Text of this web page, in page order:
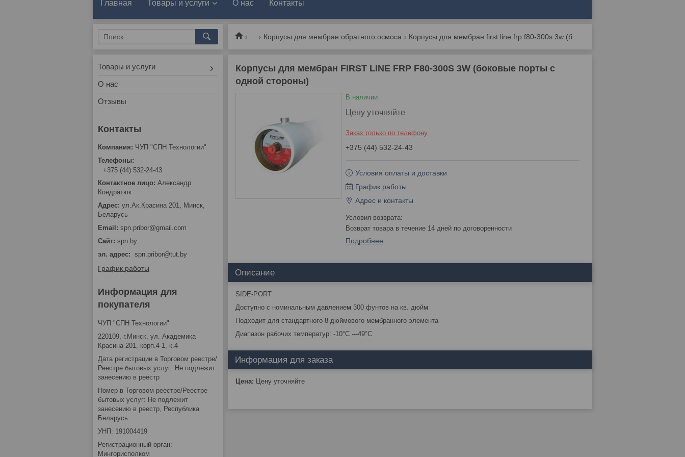
Главная Товары и услуги О нас Контакты
Корпусы для мембран обратного осмоса
Корпусы для мембран FIRST LINE FRP F80-300S 3W (боковые порты с
одной стороны)
В наличии
Цену уточняйте
Заказ только по телефону
+375 (44) 532-24-43
Условия оплаты и доставки
График работы
Адрес и контакты
возврат товара в течение 14 дней по договоренности
Подробнее
Описание
SIDE-PORT
Доступно с номинальным давлением 300 фунтов на кв. дюйм
Подходит для стандартного 8-дюймового мембранного элемента
Диапазон рабочих температур: -10°C ---49°C
Информация для заказа
Цена: Цену уточняйте
Товары и услуги
О нас
Отзывы
ЧУП "СПН Технологии"
+375 (44) 532-24-43
Александр
Кондратюк
ул.Ак.Красина 201, Минск,
Беларусь
spn.pribor@gmail.com
spn.by
эл. адрес
spn.pribor@tut.by
График работы
Информация для
покупателя
ЧУП "СПН Технологии"
220109, г.Минск, ул. Академика
Красина 201, корп.4-1, к.4
Дата регистрации в Торговом реестре/
Реестре бытовых услуг: Не подлежит
занесению в реестр
Номер в Торговом реестре/Реестре
бытовых услуг: Не подлежит
занесению в реестр, Республика
Беларусь
УНП: 191004419
Регистрационный орган:
Мингорисполком